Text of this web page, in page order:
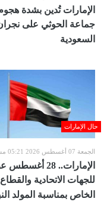
الإمارات تُدين بشدة
جماعة الحوثي على
السعودية
حال الإمارات
الجمعة 07 أغسطس 2026 05:21 مساءً
الإمارات.. 28
للجهات الاتحادية والقطاع
الخاص بمناسبة المولد